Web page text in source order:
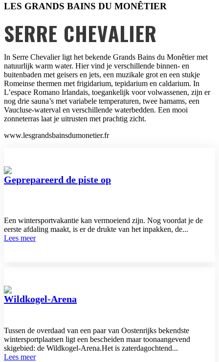
LES GRANDS BAINS DU MONÊTIER
SERRE CHEVALIER
In Serre Chevalier ligt het bekende Grands Bains du Monêtier met
natuurlijk warm water. Hier vind je verschillende binnen- en
buitenbaden met geisers en jets, een muzikale grot en een stukje
Romeinse thermen met frigidarium, tepidarium en caldarium. In
L’espace Romano Irlandais, toegankelijk voor volwassenen, zijn er
nog drie sauna’s met variabele temperaturen, twee hamams, een
Vaucluse-waterval en verschillende waterbedden. Een mooi
zonneterras laat je uitrusten met prachtig zicht.
www.lesgrandsbainsdumonetier.fr
Geprepareerd de piste op
Een wintersportvakantie kan vermoeiend zijn. Nog voordat je de
eerste afdaling maakt, is er de drukte van het inpakken, de...
Lees meer
Wildkogel-Arena
Tussen de overdaad van een paar van Oostenrijks bekendste
wintersportplaatsen ligt een bescheiden maar toonaangevend
skigebied: de Wildkogel-Arena.Het is zaterdagochtend...
Lees meer